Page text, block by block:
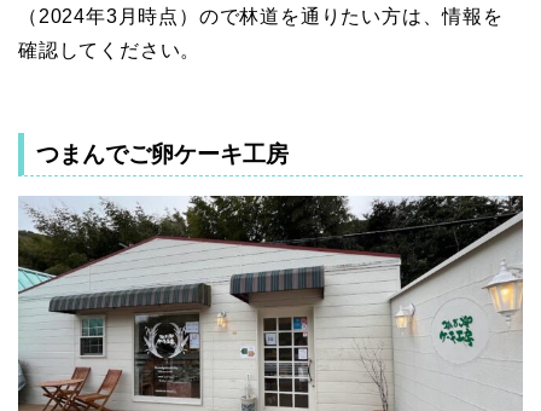
（2024年3月時点）ので林道を通りたい方は、情報を
確認してください。
つまんでご卵ケーキ工房